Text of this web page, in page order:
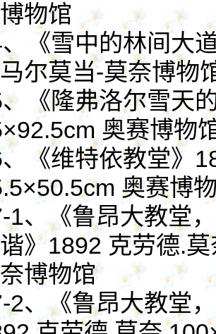
物馆
《雪中的林间大
尔莫当-莫奈博物
《隆弗洛尔雪天
奥赛博物
《维特依教堂》
奥赛博
1、《鲁昂大教堂
》1892 克劳德.
博物馆
2、《鲁昂大教堂